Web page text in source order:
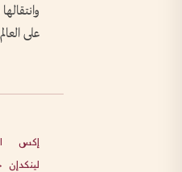
على
إكس
لينكدإن